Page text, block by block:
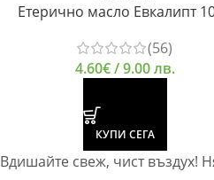
Етерично масло Евкалипт
(56)
4.60€/ 9.00 лв.
КУПИ СЕГА
Вдишайте свеж, чист въздух!